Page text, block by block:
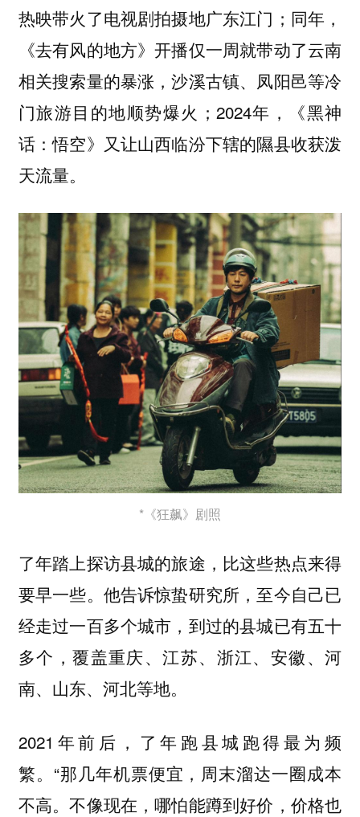
热映带火了电视剧拍摄地广东江门；同年，
《去有风的地方》开播仅一周就带动了云南
相关搜索量的暴涨，沙溪古镇、凤阳邑等冷
门旅游目的地顺势爆火；2024年，《黑神
话：悟空》又让山西临汾下辖的隰县收获泼
天流量。
*《狂飙》剧照
了年踏上探访县城的旅途，比这些热点来得
要早一些。他告诉惊蛰研究所，至今自己已
经走过一百多个城市，到过的县城已有五十
多个，覆盖重庆、江苏、浙江、安徽、河
南、山东、河北等地。
2021年前后，了年跑县城跑得最为频
繁。“那几年机票便宜，周末溜达一圈成本
不高。不像现在，哪怕能蹲到好价，价格也